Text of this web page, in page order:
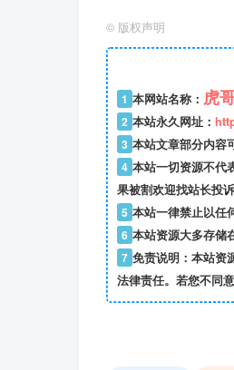
© 版权声明
1 本网站名称： 虎
2 本站永久网址：
3 本站文章部分内容
4 本站一切资源不代
果被割欢迎找站长投
5 本站一律禁止以任
6 本站资源大多存储
7 免责说明：本站资
法律责任。若您不同